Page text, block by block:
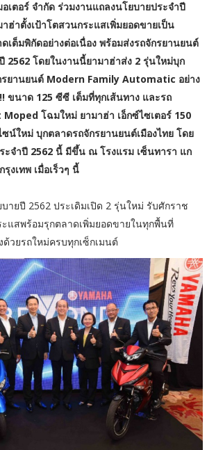
เตอร์ จำกัด ร่วมงานแถลงนโยบายประจำปี
ฮ่าตั้งเป้าโตสวนกระแสเพิ่มยอดขายเป็น
เต็มพิกัดอย่างต่อเนื่อง พร้อมส่งรถจักรยานยนต์
2562 โดยในงานนี้ยามาฮ่าส่ง 2 รุ่นใหม่บุก
ยานยนต์ Modern Family Automatic อย่าง
ขนาด 125 ซีซี เต็มที่ทุกเส้นทาง และรถ
โฉมใหม่ ยามาฮ่า เอ็กซ์ไซเตอร์ 150
น์ใหม่ บุกตลาดรถจักรยานยนต์เมืองไทย โดย
ะจำปี 2562 นี้ มีขึ้น ณ โรงแรม เซ็นทารา แก
งเทพ เมื่อเร็วๆ นี้
ายปี 2562 ประเดิมเปิด 2 รุ่นใหม่ รับศักราช
ะแสพร้อมรุกตลาดเพิ่มยอดขายในทุกพื้นที่
วยรถใหม่ครบทุกเซ็กเมนต์